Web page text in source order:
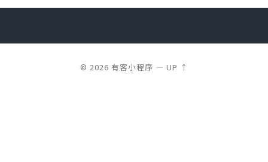
© 2026 有客小程序 — UP ↑